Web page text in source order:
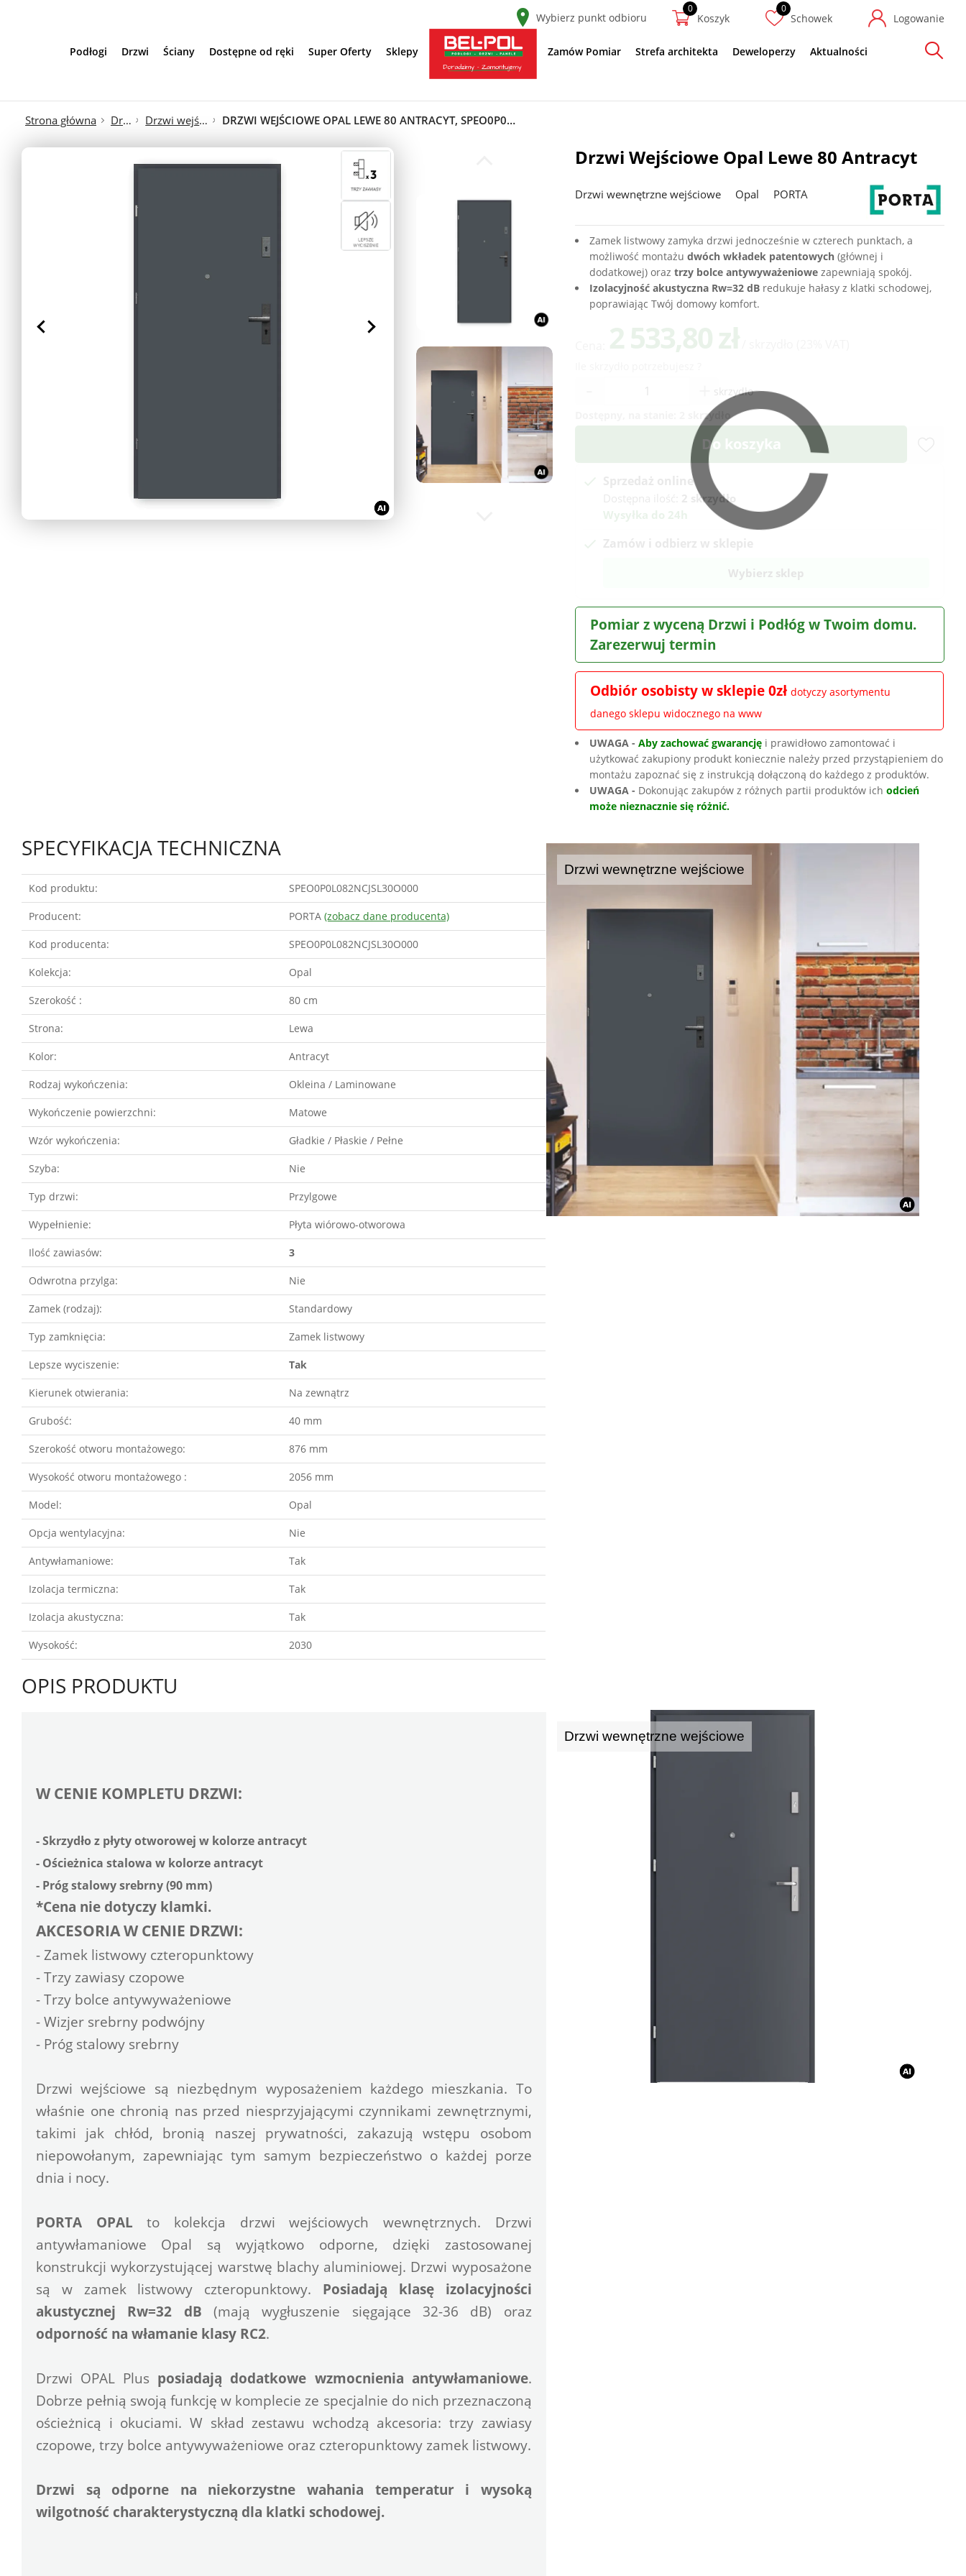
Wybierz punkt odbioru Koszyk Schowek Logowanie
Podłogi Drzwi Ściany Dostępne od ręki Super Oferty Sklepy Zamów Pomiar Strefa architekta Deweloperzy Aktualności
Szukaj
Strona główna Drzwi Drzwi wejściowe DRZWI WEJŚCIOWE OPAL LEWE 80 ANTRACYT, SPEO0P0L082NCJSL30O000
Drzwi Wejściowe Opal Lewe 80 Antracyt
Drzwi wewnętrzne wejściowe Opal PORTA
Zamek listwowy zamyka drzwi jednocześnie w czterech punktach, a
możliwość montażudwóch wkładek patentowych (głównej i
dodatkowej) oraztrzy bolce antywyważeniowe zapewniają spokój.
Izolacyjność akustyczna Rw=32 dB redukuje hałasy z klatki schodowej,
poprawiając Twój domowy komfort.
skrzydło
2 skrzydło
Do koszyka
Sprzedaż online
2 skrzydło
Wybierz sklep
Pomiar z wyceną Drzwi i Podłóg w Twoim domu.
Zarezerwuj termin
Odbiór osobisty w sklepie 0złdotyczy asortymentu
danego sklepu widocznego na www
UWAGA -Aby zachować gwarancję i prawidłowo zamontować i
użytkować zakupiony produkt koniecznie należy przed przystąpieniem do
montażu zapoznać się z instrukcją dołączoną do każdego z produktów.
UWAGA - Dokonując zakupów z różnych partii produktów ichodcień
może nieznacznie się różnić.
SPECYFIKACJA TECHNICZNA
Kod produktu: SPEO0P0L082NCJSL30O000
Producent: PORTA (zobacz dane producenta)
Kod producenta: SPEO0P0L082NCJSL30O000
Kolekcja: Opal
Szerokość : 80 cm
Strona: Lewa
Kolor: Antracyt
Rodzaj wykończenia: Okleina / Laminowane
Wykończenie powierzchni: Matowe
Wzór wykończenia: Gładkie / Płaskie / Pełne
Szyba: Nie
Typ drzwi: Przylgowe
Wypełnienie: Płyta wiórowo-otworowa
Ilość zawiasów: 3
Odwrotna przylga: Nie
Zamek (rodzaj): Standardowy
Typ zamknięcia: Zamek listwowy
Lepsze wyciszenie: Tak
Kierunek otwierania: Na zewnątrz
Grubość: 40 mm
Szerokość otworu montażowego: 876 mm
Wysokość otworu montażowego : 2056 mm
Model: Opal
Opcja wentylacyjna: Nie
Antywłamaniowe: Tak
Izolacja termiczna: Tak
Izolacja akustyczna: Tak
Wysokość: 2030
Drzwi wewnętrzne wejściowe
OPIS PRODUKTU
W CENIE KOMPLETU DRZWI:
- Skrzydło z płyty otworowej w kolorze antracyt
- Ościeżnica stalowa w kolorze antracyt
- Próg stalowy srebrny (90 mm)
*Cena nie dotyczy klamki.
AKCESORIA W CENIE DRZWI:
- Zamek listwowy czteropunktowy
- Trzy zawiasy czopowe
- Trzy bolce antywyważeniowe
- Wizjer srebrny podwójny
- Próg stalowy srebrny
Drzwi wejściowe są niezbędnym wyposażeniem każdego mieszkania. To
właśnie one chronią nas przed niesprzyjającymi czynnikami zewnętrznymi,
takimi jak chłód, bronią naszej prywatności, zakazują wstępu osobom
niepowołanym, zapewniając tym samym bezpieczeństwo o każdej porze
dnia i nocy.
PORTA OPAL to kolekcja drzwi wejściowych wewnętrznych. Drzwi
antywłamaniowe Opal są wyjątkowo odporne, dzięki zastosowanej
konstrukcji wykorzystującej warstwę blachy aluminiowej. Drzwi wyposażone
są w zamek listwowy czteropunktowy. Posiadają klasę izolacyjności
akustycznej Rw=32 dB
odporność na włamanie klasy RC2.
Drzwi OPAL Plus posiadają dodatkowe wzmocnienia antywłamaniowe.
Dobrze pełnią swoją funkcję w komplecie ze specjalnie do nich przeznaczoną
ościeżnicą i okuciami. W skład zestawu wchodzą akcesoria: trzy zawiasy
czopowe, trzy bolce antywyważeniowe oraz czteropunktowy zamek listwowy.
Drzwi są odporne na niekorzystne wahania temperatur i wysoką
wilgotność charakterystyczną dla klatki schodowej.
Drzwi wewnętrzne wejściowe